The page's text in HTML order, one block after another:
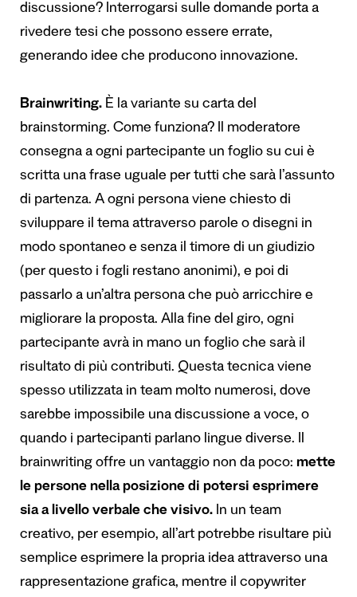
discussione? Interrogarsi sulle domande porta a
rivedere tesi che possono essere errate,
generando idee che producono innovazione.
Brainwriting. È la variante su carta del
brainstorming. Come funziona? Il moderatore
consegna a ogni partecipante un foglio su cui è
scritta una frase uguale per tutti che sarà l’assunto
di partenza. A ogni persona viene chiesto di
sviluppare il tema attraverso parole o disegni in
modo spontaneo e senza il timore di un giudizio
(per questo i fogli restano anonimi), e poi di
passarlo a un’altra persona che può arricchire e
migliorare la proposta. Alla fine del giro, ogni
partecipante avrà in mano un foglio che sarà il
risultato di più contributi. Questa tecnica viene
spesso utilizzata in team molto numerosi, dove
sarebbe impossibile una discussione a voce, o
quando i partecipanti parlano lingue diverse. Il
brainwriting offre un vantaggio non da poco: mette
le persone nella posizione di potersi esprimere
sia a livello verbale che visivo. In un team
creativo, per esempio, all’art potrebbe risultare più
semplice esprimere la propria idea attraverso una
rappresentazione grafica, mentre il copywriter